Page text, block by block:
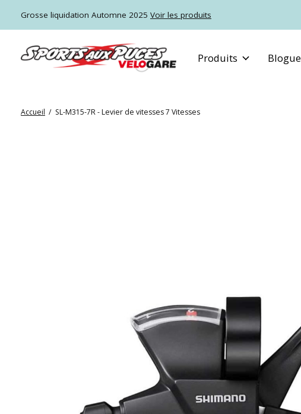
Grosse liquidation Automne 2025 Voir les produits
Produits Blogue
Accueil / SL-M315-7R - Levier de vitesses 7 Vitesses